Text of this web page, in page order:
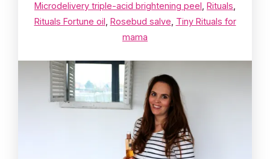
Microdelivery triple-acid brightening peel Rituals
Rituals Fortune oil Rosebud salve Tiny Rituals for
mama